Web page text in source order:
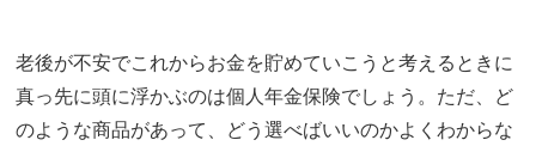
老後が不安でこれからお金を貯めていこうと考えるときに
真っ先に頭に浮かぶのは個人年金保険でしょう。ただ、ど
のような商品があって、どう選べばいいのかよくわからな